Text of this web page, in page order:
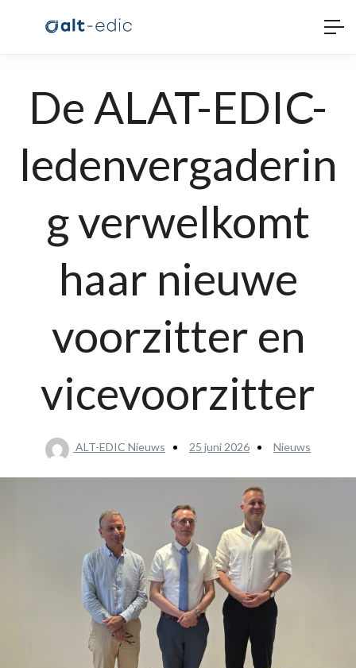
De ALAT-EDIC-
ledenvergaderin
g verwelkomt
haar nieuwe
voorzitter en
vicevoorzitter
ALT-EDIC Nieuws 25 juni 2026 Nieuws